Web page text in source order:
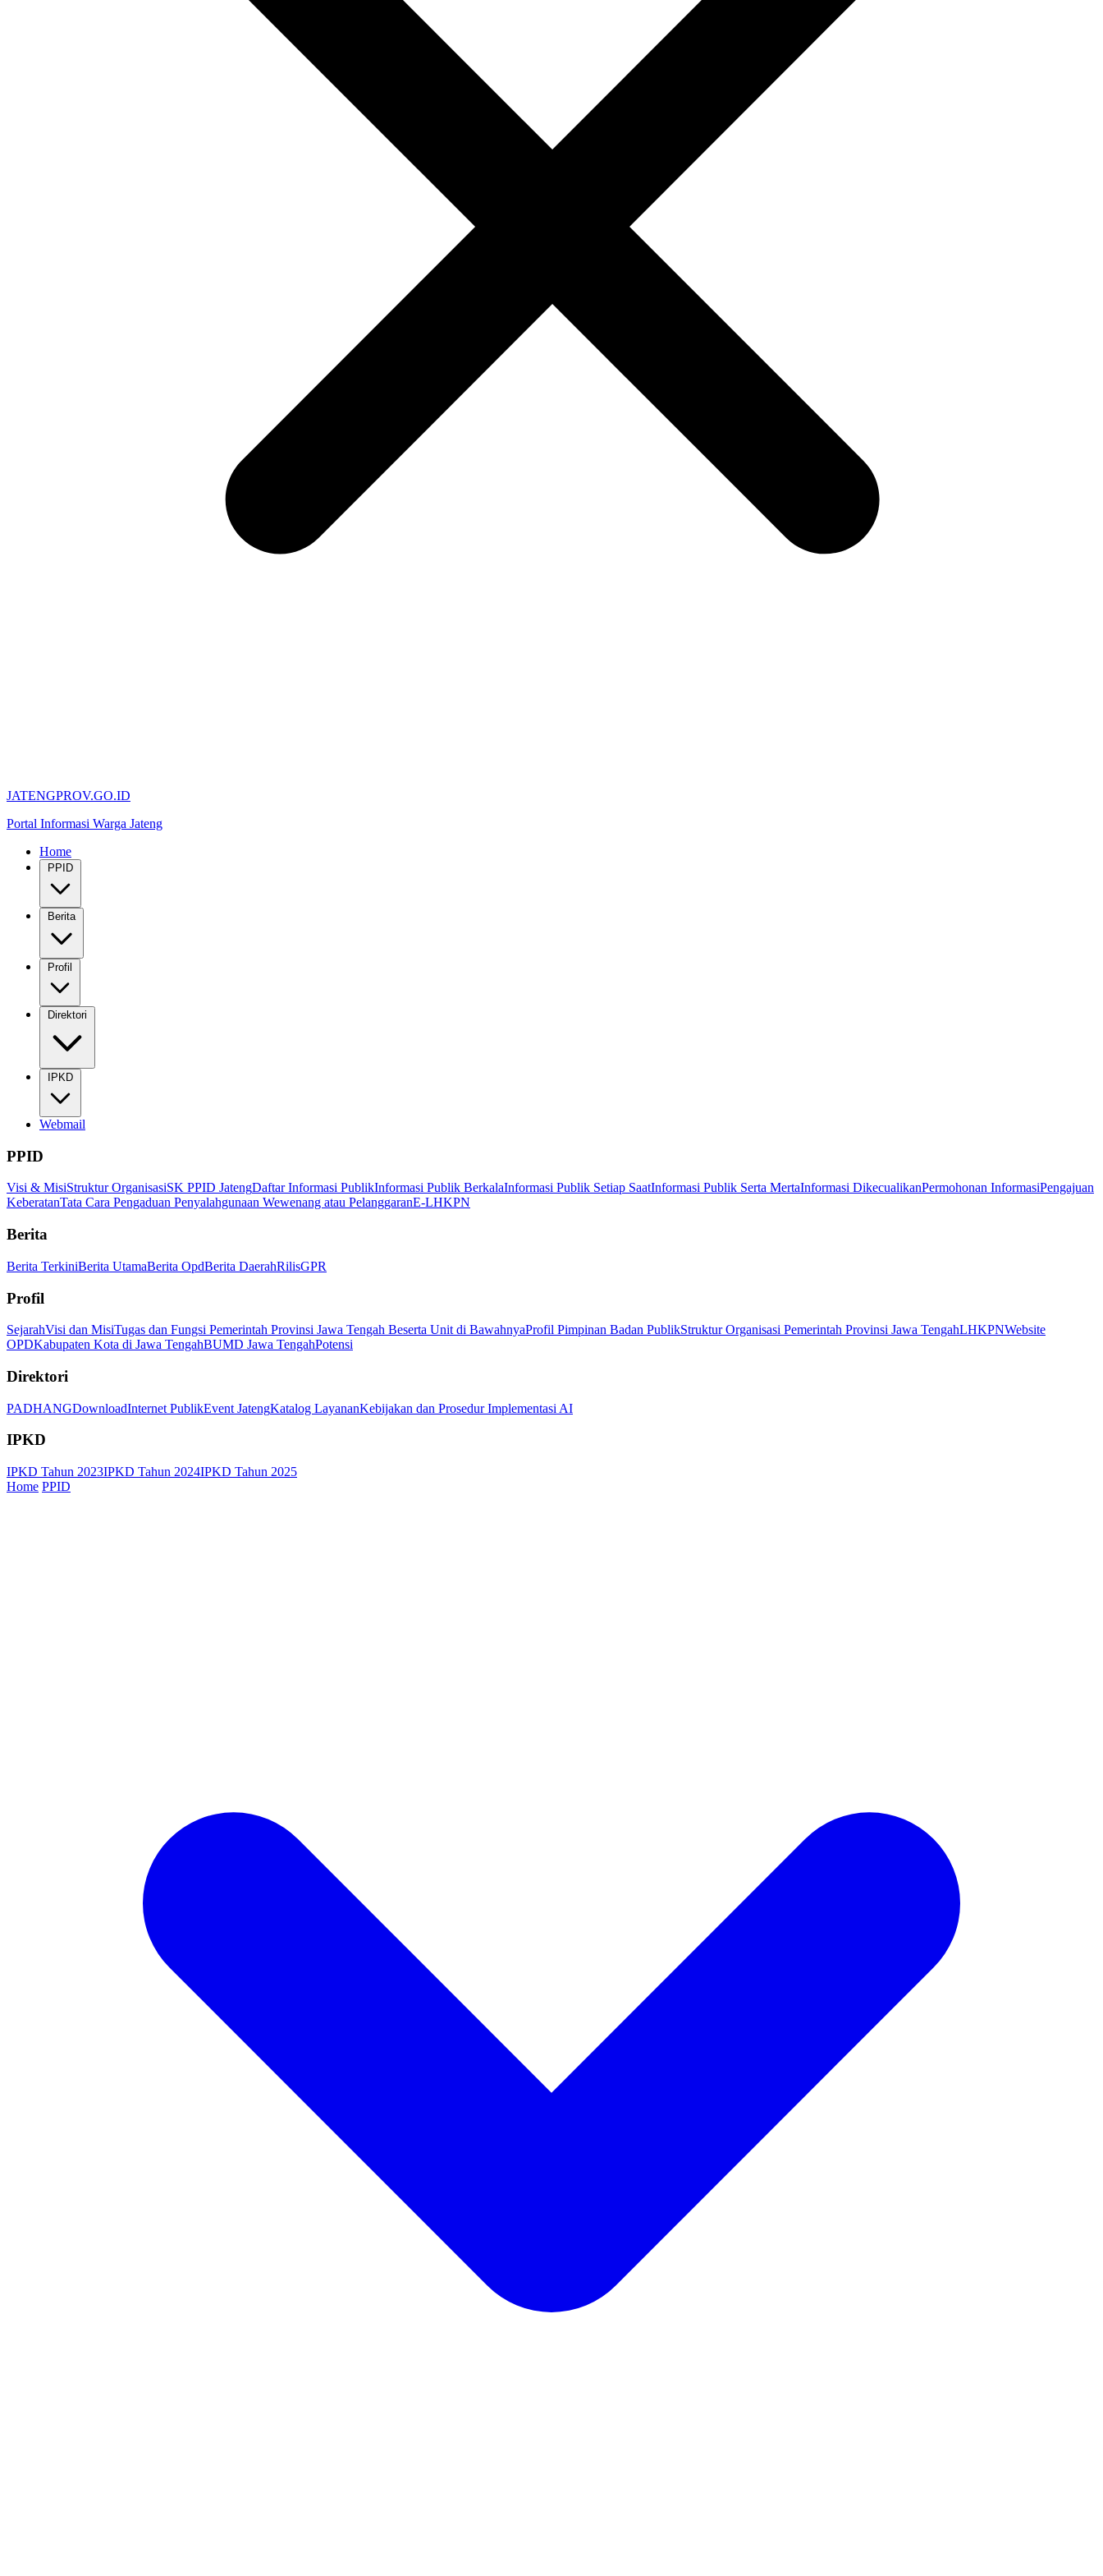
JATENGPROV.GO.ID
Portal Informasi Warga Jateng
Home
PPID
Berita
Profil
Direktori
IPKD
Webmail
PPID
Visi & MisiStruktur OrganisasiSK PPID JatengDaftar Informasi PublikInformasi Publik BerkalaInformasi Publik Setiap SaatInformasi Publik Serta MertaInformasi DikecualikanPermohonan InformasiPengajuan
KeberatanTata Cara Pengaduan Penyalahgunaan Wewenang atau PelanggaranE-LHKPN
Berita
Berita TerkiniBerita UtamaBerita OpdBerita DaerahRilisGPR
Profil
SejarahVisi dan MisiTugas dan Fungsi Pemerintah Provinsi Jawa Tengah Beserta Unit di BawahnyaProfil Pimpinan Badan PublikStruktur Organisasi Pemerintah Provinsi Jawa TengahLHKPNWebsite
OPDKabupaten Kota di Jawa TengahBUMD Jawa TengahPotensi
Direktori
PADHANGDownloadInternet PublikEvent JatengKatalog LayananKebijakan dan Prosedur Implementasi AI
IPKD
IPKD Tahun 2023IPKD Tahun 2024IPKD Tahun 2025
Home PPID